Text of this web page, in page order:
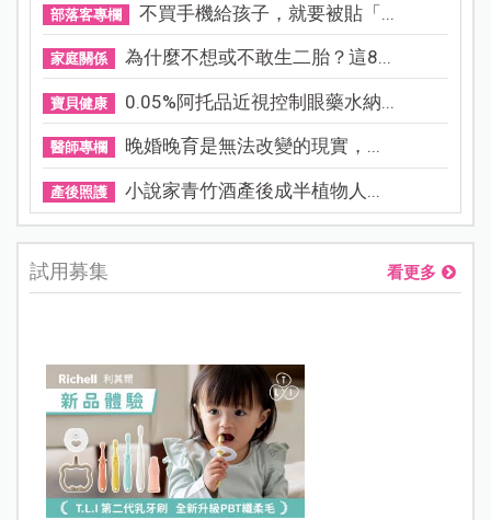
部落客專欄 不買手機給孩子，就要被貼「...
家庭關係 為什麼不想或不敢生二胎？這8...
寶貝健康 0.05%阿托品近視控制眼藥水納...
醫師專欄 晚婚晚育是無法改變的現實，...
產後照護 小說家青竹酒產後成半植物人...
試用募集 看更多